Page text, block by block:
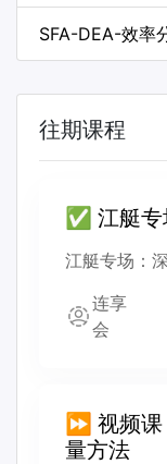
SFA-DEA-效率
往期课程
✅ 江艇
江艇专场：
连享
会
⏩ 视频
量方法